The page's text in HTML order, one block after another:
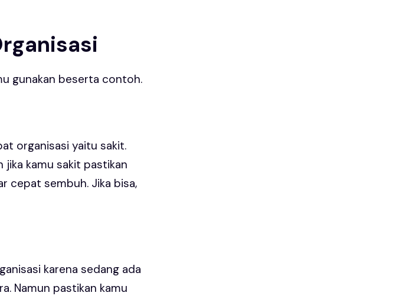
gunakan beserta contoh.
organisasi yaitu sakit.
jika kamu sakit pastikan
cepat sembuh. Jika bisa,
karena sedang ada
Namun pastikan kamu